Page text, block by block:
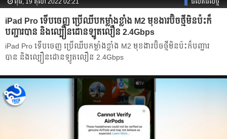
ពុធ, 19 តុលា 2022 02:21 ផលិតផលថ្មី
iPad Pro ទើបចេញ ប្រើឈីបកម្លាំងខ្លាំង M2 មុខងារប៊ិចថ្មីមិនប៉ះក៏
បញ្ជារបាន និងល្បឿនដោនឡូតលឿន 2.4Gbps
iPad Pro ទើបចេញ ប្រើឈីបកម្លាំងខ្លាំង M2 មុខងារប៊ិចថ្មីមិនប៉ះក៏បញ្ជារ
បាន និងល្បឿនដោនឡូតលឿន 2.4Gbps